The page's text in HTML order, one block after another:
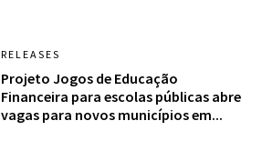
RELEASES
Projeto Jogos de Educação
Financeira para escolas públicas abre
vagas para novos municípios em...